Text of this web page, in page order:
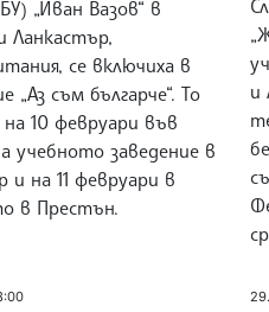
„Иван Вазов“ в
Ланкастър,
се включиха в
„Аз съм българче“. То
на 10 февруари във
учебното заведение в
и на 11 февруари в
в Престън.
и